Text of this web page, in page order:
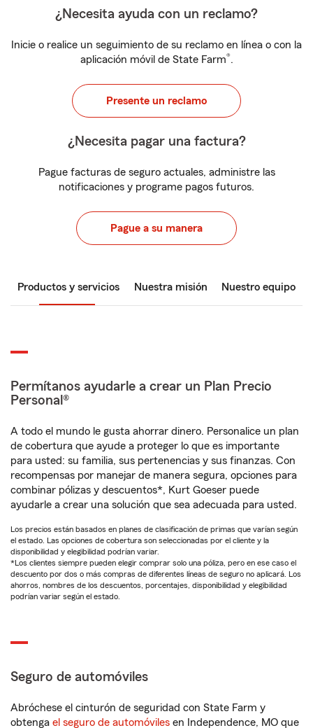
¿Necesita ayuda con un reclamo?
Inicie o realice un seguimiento de su reclamo en línea o con la
aplicación móvil de State Farm®.
Presente un reclamo
¿Necesita pagar una factura?
Pague facturas de seguro actuales, administre las
notificaciones y programe pagos futuros.
Pague a su manera
Productos y servicios Nuestra misión Nuestro equipo
Permítanos ayudarle a crear un Plan Precio
Personal®
A todo el mundo le gusta ahorrar dinero. Personalice un plan
de cobertura que ayude a proteger lo que es importante
para usted: su familia, sus pertenencias y sus finanzas. Con
recompensas por manejar de manera segura, opciones para
combinar pólizas y descuentos*, Kurt Goeser puede
ayudarle a crear una solución que sea adecuada para usted.
Los precios están basados en planes de clasificación de primas que varían según
el estado. Las opciones de cobertura son seleccionadas por el cliente y la
disponibilidad y elegibilidad podrían variar.
*Los clientes siempre pueden elegir comprar solo una póliza, pero en ese caso el
descuento por dos o más compras de diferentes líneas de seguro no aplicará. Los
ahorros, nombres de los descuentos, porcentajes, disponibilidad y elegibilidad
podrían variar según el estado.
Seguro de automóviles
Abróchese el cinturón de seguridad con State Farm y
obtenga el seguro de automóviles en Independence, MO que